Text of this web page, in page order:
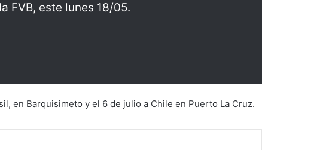
FVB, este lunes 18/05.
en Barquisimeto y el 6 de julio a Chile en Puerto La Cruz.